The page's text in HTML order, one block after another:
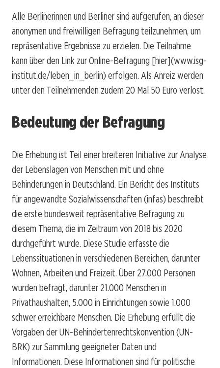
Alle Berlinerinnen und Berliner sind aufgerufen, an dieser
anonymen und freiwilligen Befragung teilzunehmen, um
repräsentative Ergebnisse zu erzielen. Die Teilnahme
kann über den Link zur Online-Befragung [hier](www.isg-
institut.de/leben_in_berlin) erfolgen. Als Anreiz werden
unter den Teilnehmenden zudem 20 Mal 50 Euro verlost.
Bedeutung der Befragung
Die Erhebung ist Teil einer breiteren Initiative zur Analyse
der Lebenslagen von Menschen mit und ohne
Behinderungen in Deutschland. Ein Bericht des Instituts
für angewandte Sozialwissenschaften (infas) beschreibt
die erste bundesweit repräsentative Befragung zu
diesem Thema, die im Zeitraum von 2018 bis 2020
durchgeführt wurde. Diese Studie erfasste die
Lebenssituationen in verschiedenen Bereichen, darunter
Wohnen, Arbeiten und Freizeit. Über 27.000 Personen
wurden befragt, darunter 21.000 Menschen in
Privathaushalten, 5.000 in Einrichtungen sowie 1.000
schwer erreichbare Menschen. Die Erhebung erfüllt die
Vorgaben der UN-Behindertenrechtskonvention (UN-
BRK) zur Sammlung geeigneter Daten und
Informationen. Diese Informationen sind für politische